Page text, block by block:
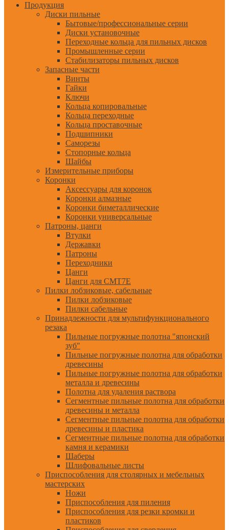
Продукция
Диски пильные
Бытовые/профессиональные серии
Диски установочные
Переходные кольца для пильных дисков
Промышленные серии
Стабилизаторы пильных дисков
Запасные части
Винты
Гайки
Ключи
Кольца копировальные
Кольца переходные
Кольца проставочные
Подшипники
Саморезы
Стопорные кольца
Шайбы
Измерительные приборы
Коронки
Аксессуары для коронок
Коронки алмазные
Коронки биметаллические
Коронки универсальные
Патроны, цанги
Втулки
Державки
Патроны
Переходники
Цанги
Цанги для CMT7E
Пилки лобзиковые, сабельные
Пилки лобзиковые
Пилки сабельные
Принадлежности для мультифункционального
резака
Пильные погружные полотна "японский
зуб"
Пильные погружные полотна для обработки
древесины
Пильные погружные полотна для обработки
металла и древесины
Полотна для удаления раствора
Сегментные пильные полотна для обработки
древесины и металла
Сегментные пильные полотна для обработки
древесины и пластика
Сегментные пильные полотна для обработки
камня и керамики
Шаберы
Шлифовальные листы
Приспособления для столярных и мебельных
мастерских
Ножи
Приспособления для пиления
Приспособления для резки кромки и
пластиков